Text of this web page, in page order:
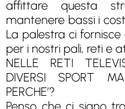
affittare questa
mantenere bassi i
La palestra ci
per i nostri pali, reti e
NELLE RETI
DIVERSI SPORT
PERCHE’?
Penso che ci siano